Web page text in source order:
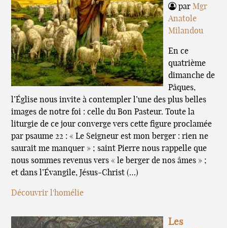
par Mgr
Anatole
Milandou
En ce
quatrième
dimanche de
Pâques,
l’Église nous invite à contempler l’une des plus belles
images de notre foi : celle du Bon Pasteur. Toute la
liturgie de ce jour converge vers cette figure proclamée
par psaume 22 : « Le Seigneur est mon berger : rien ne
saurait me manquer » ; saint Pierre nous rappelle que
nous sommes revenus vers « le berger de nos âmes » ;
et dans l’Évangile, Jésus-Christ (…)
Découvrir l'homélie
Les